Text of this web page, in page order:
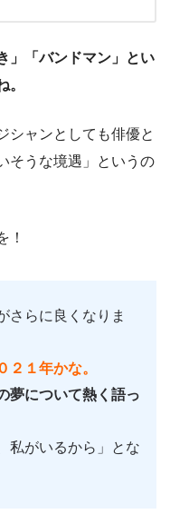
」「バンドマン」とい
。
シャンとしても俳優と
そうな境遇」というの
！
さらに良くなりま
２１年かな。
夢について熱く語っ
私がいるから」とな